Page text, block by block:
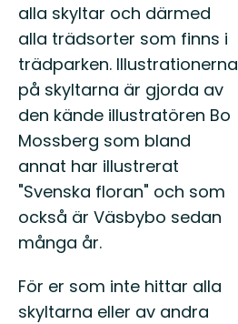
alla skyltar och därmed
alla trädsorter som finns i
trädparken. Illustrationerna
på skyltarna är gjorda av
den kände illustratören Bo
Mossberg som bland
annat har illustrerat
"Svenska floran" och som
också är Väsbybo sedan
många år.
För er som inte hittar alla
skyltarna eller av andra